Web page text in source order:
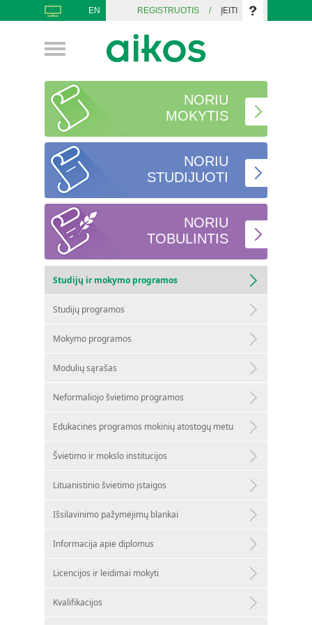
EN REGISTRUOTIS / ĮEITI
NORIU
MOKYTIS
NORIU
STUDIJUOTI
NORIU
TOBULINTIS
Studijų ir mokymo programos
Studijų programos
Mokymo programos
Modulių sąrašas
Neformaliojo švietimo programos
Edukacinės programos mokinių atostogų metu
Švietimo ir mokslo institucijos
Lituanistinio švietimo įstaigos
Išsilavinimo pažymėjimų blankai
Informacija apie diplomus
Licencijos ir leidimai mokyti
Kvalifikacijos